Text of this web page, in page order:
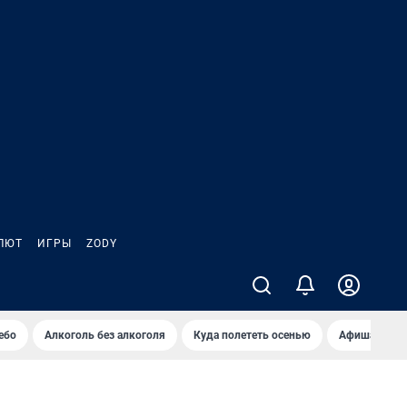
ИГРЫ ZODY
Алкоголь без алкоголя Куда полететь осенью Афиша на